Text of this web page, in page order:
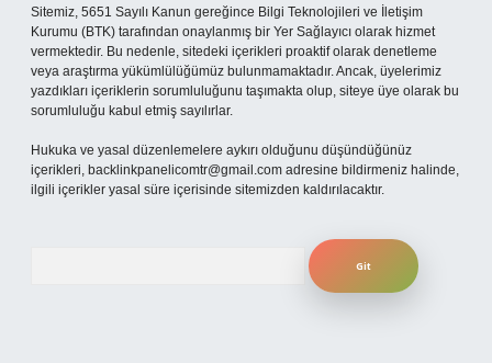
Sitemiz, 5651 Sayılı Kanun gereğince Bilgi Teknolojileri ve İletişim
Kurumu (BTK) tarafından onaylanmış bir Yer Sağlayıcı olarak hizmet
vermektedir. Bu nedenle, sitedeki içerikleri proaktif olarak denetleme
veya araştırma yükümlülüğümüz bulunmamaktadır. Ancak, üyelerimiz
yazdıkları içeriklerin sorumluluğunu taşımakta olup, siteye üye olarak bu
sorumluluğu kabul etmiş sayılırlar.
Hukuka ve yasal düzenlemelere aykırı olduğunu düşündüğünüz
içerikleri, backlinkpanelicomtr@gmail.com adresine bildirmeniz halinde,
ilgili içerikler yasal süre içerisinde sitemizden kaldırılacaktır.